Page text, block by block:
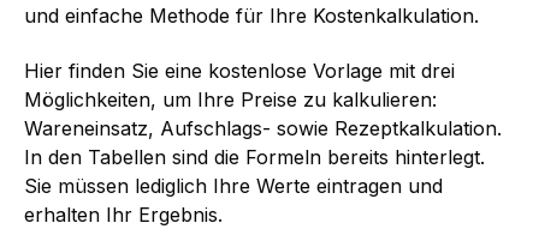
und einfache Methode für Ihre Kostenkalkulation.
Hier finden Sie eine kostenlose Vorlage mit drei
Möglichkeiten, um Ihre Preise zu kalkulieren:
Wareneinsatz, Aufschlags- sowie Rezeptkalkulation.
In den Tabellen sind die Formeln bereits hinterlegt.
Sie müssen lediglich Ihre Werte eintragen und
erhalten Ihr Ergebnis.